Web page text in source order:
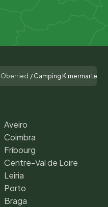
Oberried / Camping Kirnermartes
Aveiro
Coimbra
Fribourg
Centre-Val de Loire
Leiria
Porto
Braga